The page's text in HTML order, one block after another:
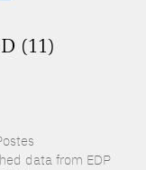
(11)
data from EDP